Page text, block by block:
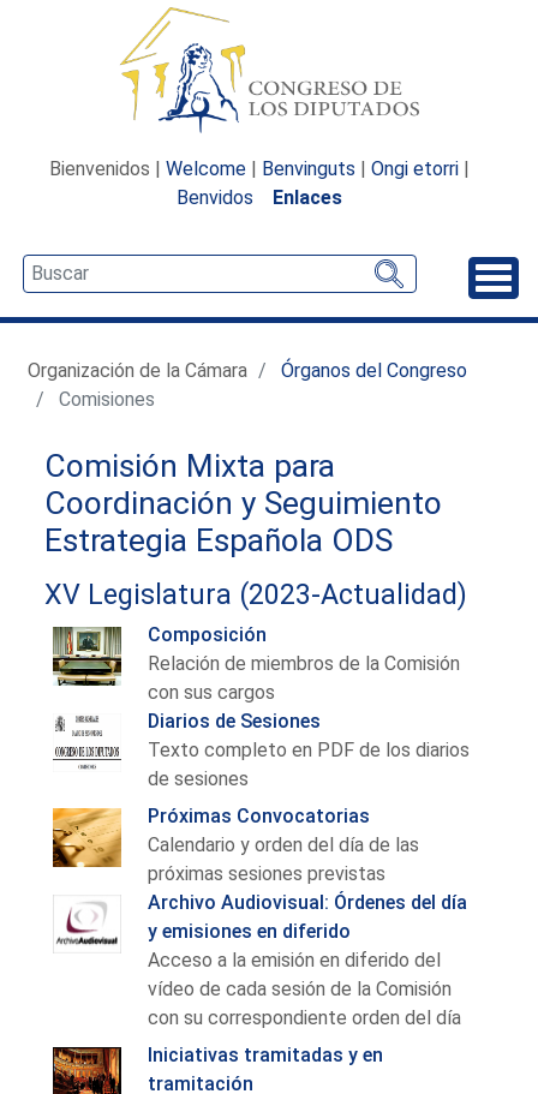
Bienvenidos | Welcome | Benvinguts | Ongi etorri |
Benvidos
Enlaces
Organización de la Cámara
Órganos del Congreso
Comisiones
Comisión Mixta para
Coordinación y Seguimiento
Estrategia Española ODS
XV Legislatura (2023-Actualidad)
Composición
Relación de miembros de la Comisión
con sus cargos
Diarios de Sesiones
Texto completo en PDF de los diarios
de sesiones
Próximas Convocatorias
Calendario y orden del día de las
próximas sesiones previstas
Archivo Audiovisual: Órdenes del día
y emisiones en diferido
Acceso a la emisión en diferido del
vídeo de cada sesión de la Comisión
con su correspondiente orden del día
Iniciativas tramitadas y en
tramitación